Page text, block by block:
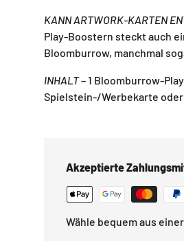
KANN ARTWORK-KARTEN
Play-Boostern steckt auch
Bloomburrow, manchmal
INHALT– 1 Bloomburrow-
Spielstein-/Werbekarte
Akzeptierte
Wähle bequem aus